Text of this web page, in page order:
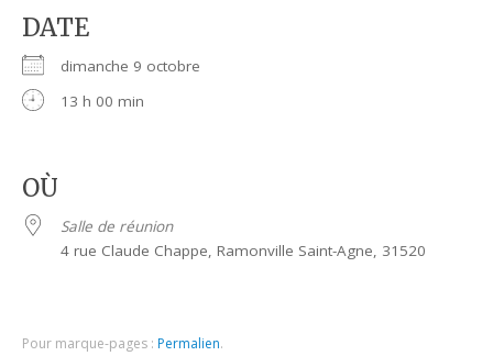
DATE
dimanche 9 octobre
13 h 00 min
OÙ
Salle de réunion
4 rue Claude Chappe, Ramonville Saint-Agne, 31520
Pour marque-pages : Permalien.